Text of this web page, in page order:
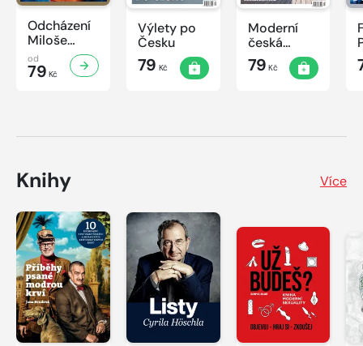
Odcházení
Miloše
Zemana
od
79 Kč
Výlety po
Česku
79 Kč
Moderní
česká
architektura
79 Kč
Knihy Více